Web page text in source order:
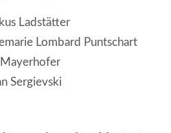
Ladstätter
Lombard Puntschart
Sergievski